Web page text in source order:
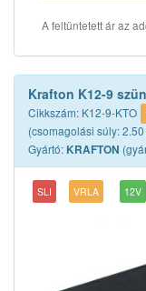
A feltüntetett ár az
Krafton K12-9
Cikkszám: K12-9-KTO
(csomagolási súly: 2.50
Gyártó: KRAFTON
SLI VRLA 12V